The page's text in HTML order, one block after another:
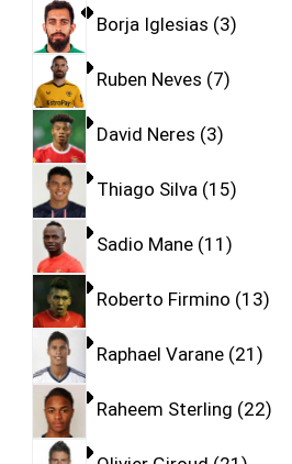
Borja Iglesias 3
Ruben Neves 7
David Neres 3
Thiago Silva 15
Sadio Mane 11
Roberto Firmino 13
Raphael Varane 21
Raheem Sterling 22